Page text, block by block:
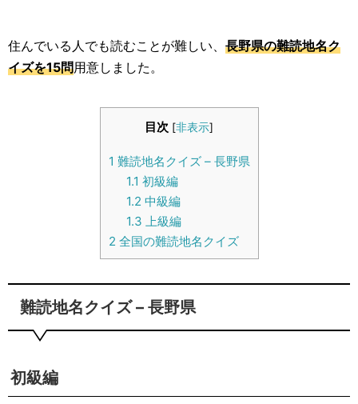
住んでいる人でも読むことが難しい、 長野県の難読地名ク
イズを15問用意しました。
目次 [非表示]
1 難読地名クイズ – 長野県
1.1 初級編
1.2 中級編
1.3 上級編
2 全国の難読地名クイズ
難読地名クイズ – 長野県
初級編